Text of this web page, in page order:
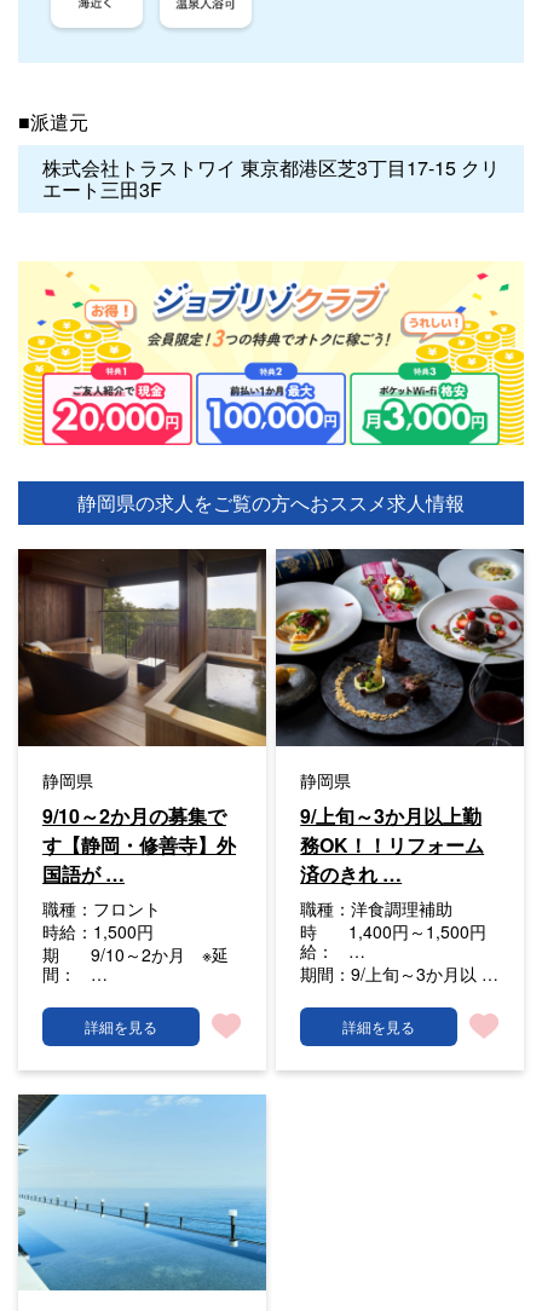
■派遣元
株式会社トラストワイ 東京都港区芝3丁目17-15 クリ
エート三田3F
静岡県の求人をご覧の方へおススメ求人情報
静岡県
9/10～2か月の募集で
す【静岡・修善寺】外
国語が …
職種： フロント
時給： 1,500円
期
間：
9/10～2か月 ※延
…
詳細を見る
静岡県
9/上旬～3か月以上勤
務OK！！リフォーム
済のきれ …
職種：洋食調理補助
時
給：
1,400円～1,500円
…
期間：9/上旬～3か月以 …
詳細を見る